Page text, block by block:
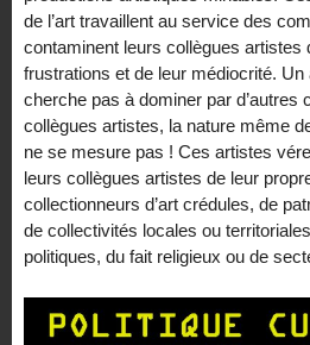
de l’art travaillent au service des
contaminent leurs collègues artistes
frustrations et de leur médiocrité.
cherche pas à dominer par d’autres
collègues artistes, la nature même
ne se mesure pas ! Ces artistes
leurs collègues artistes de leur
collectionneurs d’art crédules, de
de collectivités locales ou
politiques, du fait religieux ou de